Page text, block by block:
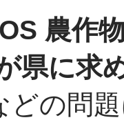
農作
県に求
の問